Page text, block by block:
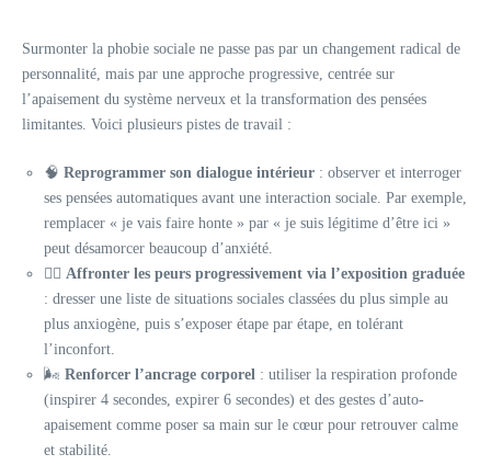
Surmonter la phobie sociale ne passe pas par un changement radical de
personnalité, mais par une approche progressive, centrée sur
l’apaisement du système nerveux et la transformation des pensées
limitantes. Voici plusieurs pistes de travail :
🧠 Reprogrammer son dialogue intérieur : observer et interroger
ses pensées automatiques avant une interaction sociale. Par exemple,
remplacer « je vais faire honte » par « je suis légitime d’être ici »
peut désamorcer beaucoup d’anxiété.
🚶‍♀️ Affronter les peurs progressivement via l’exposition graduée
: dresser une liste de situations sociales classées du plus simple au
plus anxiogène, puis s’exposer étape par étape, en tolérant
l’inconfort.
🌬️ Renforcer l’ancrage corporel : utiliser la respiration profonde
(inspirer 4 secondes, expirer 6 secondes) et des gestes d’auto-
apaisement comme poser sa main sur le cœur pour retrouver calme
et stabilité.